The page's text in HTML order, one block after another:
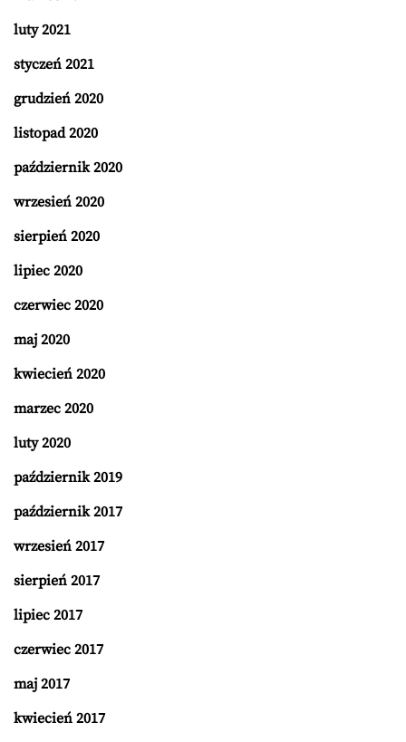
luty 2021
styczeń 2021
grudzień 2020
listopad 2020
październik 2020
wrzesień 2020
sierpień 2020
lipiec 2020
czerwiec 2020
maj 2020
kwiecień 2020
marzec 2020
luty 2020
październik 2019
październik 2017
wrzesień 2017
sierpień 2017
lipiec 2017
czerwiec 2017
maj 2017
kwiecień 2017